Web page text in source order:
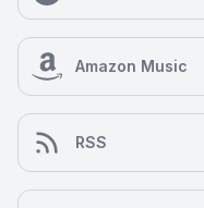
Amazon Music
RSS